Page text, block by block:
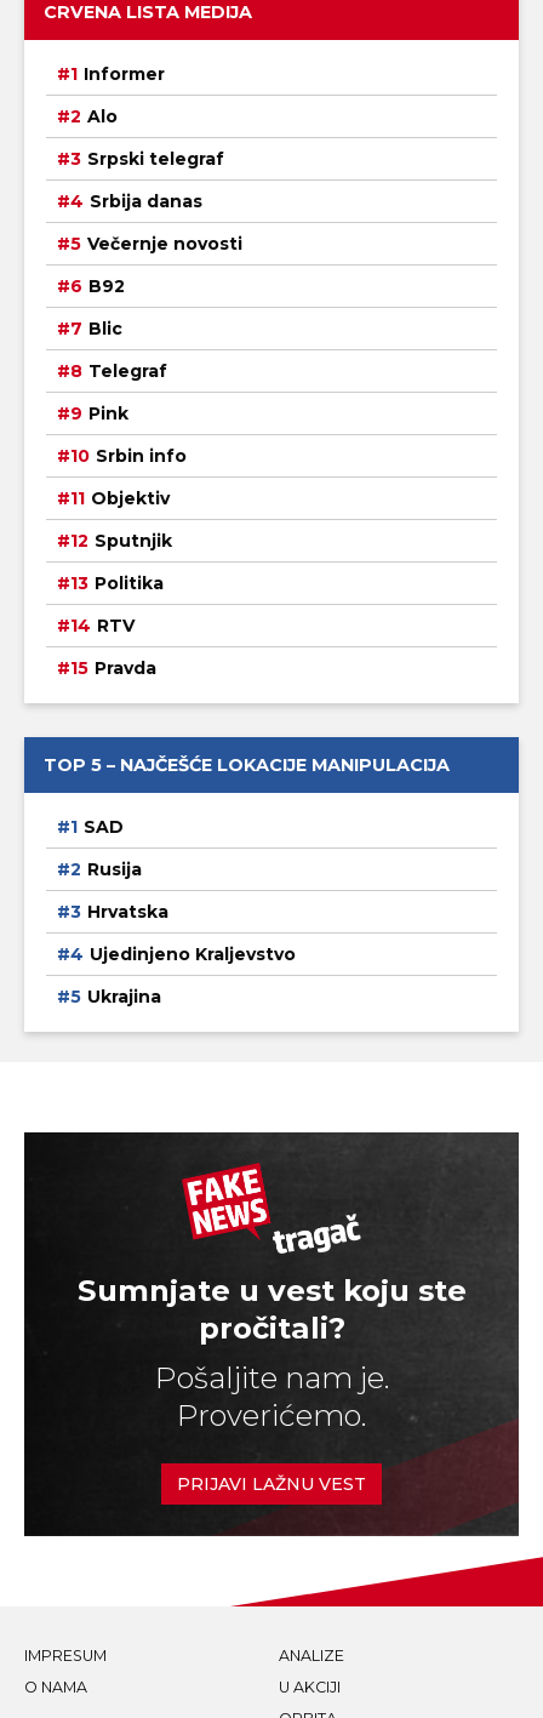
CRVENA LISTA MEDIJA
Informer
Alo
Srpski telegraf
Srbija danas
Večernje novosti
B92
Blic
Telegraf
Pink
Srbin info
Objektiv
Sputnjik
Politika
RTV
Pravda
TOP 5 – NAJČEŠĆE LOKACIJE MANIPULACIJA
SAD
Rusija
Hrvatska
Ujedinjeno Kraljevstvo
Ukrajina
Sumnjate u vest koju ste
pročitali?
Pošaljite nam je.
Proverićemo.
PRIJAVI LAŽNU VEST
IMPRESUM
O NAMA
ANALIZE
U AKCIJI